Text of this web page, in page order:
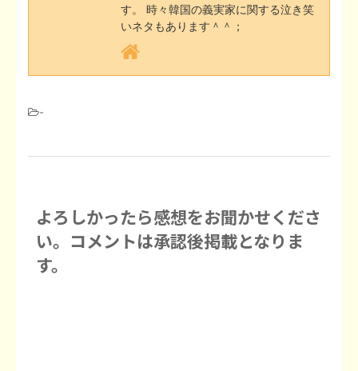
す。 時々韓国の義実家に関する泣き笑
いネタもあります＾＾；
-
よろしかったら感想をお聞かせくださ
い。コメントは承認後掲載となりま
す。